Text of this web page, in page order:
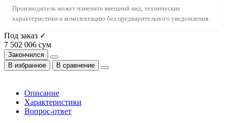
Производитель может изменять внешний вид, технические
характеристики и комплектацию без предварительного уведомления.
Под заказ ✓
7 502 006 сум
Закончился
В избранное
В сравнение
Описание
Характеристики
Вопрос-ответ